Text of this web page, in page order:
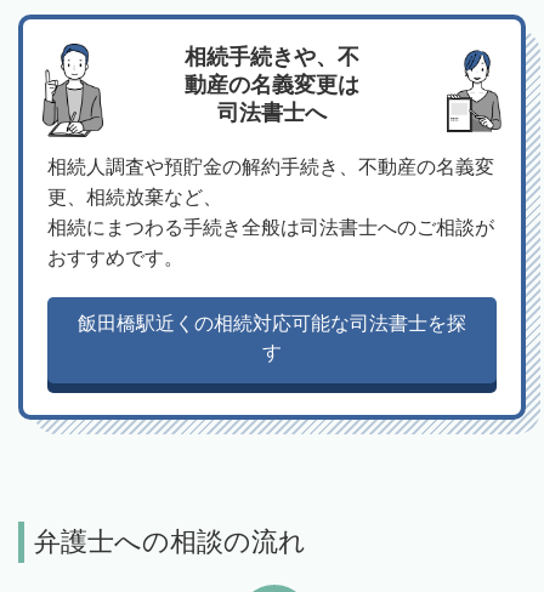
相続手続きや、不
動産の名義変更は
司法書士へ
相続人調査や預貯金の解約手続き、不動産の名義変
更、相続放棄など、
相続にまつわる手続き全般は司法書士へのご相談が
おすすめです。
飯田橋駅近くの相続対応可能な司法書士を探
す
弁護士への相談の流れ